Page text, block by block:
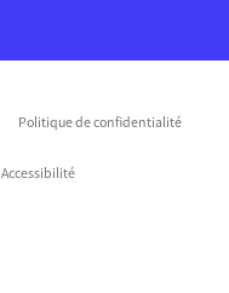
Politique de confidentialité
Accessibilité